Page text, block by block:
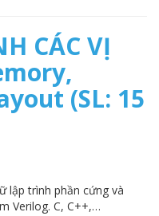
CÁC VỊ
(SL: 15
lập trình phần cứng và
Verilog. C, C++,…